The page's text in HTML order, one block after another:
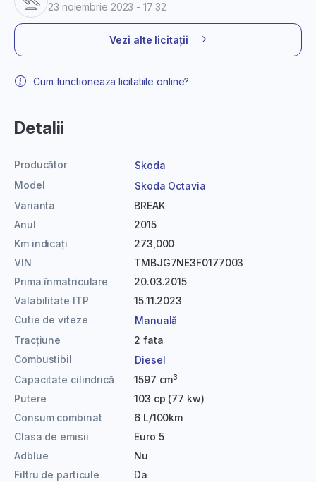
23 noiembrie 2023 - 17:32
Vezi alte licitații
Cum functioneaza licitatiile online?
Detalii
Producător
Skoda
Model
Skoda Octavia
Varianta
BREAK
Anul
2015
Km indicați
273,000
VIN
TMBJG7NE3F0177003
Prima înmatriculare
20.03.2015
Valabilitate ITP
15.11.2023
Cutie de viteze
Manuală
Tracțiune
2 fata
Combustibil
Diesel
Capacitate cilindrică
1597 cm3
Putere
103 cp (77 kw)
Consum combinat
6 L/100km
Clasa de emisii
Euro 5
Adblue
Nu
Filtru de particule
Da